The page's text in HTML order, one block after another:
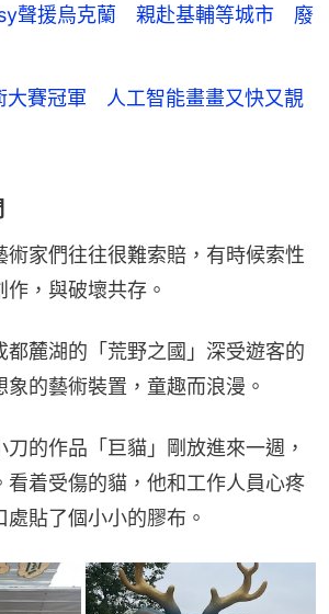
聲援烏克蘭 親赴基輔等城市 廢
大賽冠軍 人工智能畫畫又快又靚
術家們往往很難索賠，有時候索性
，與破壞共存。
都麓湖的「荒野之國」深受遊客的
的藝術裝置，童趣而浪漫。
的作品「巨貓」剛放進來一週，
看着受傷的貓，他和工作人員心疼
貼了個小小的膠布。